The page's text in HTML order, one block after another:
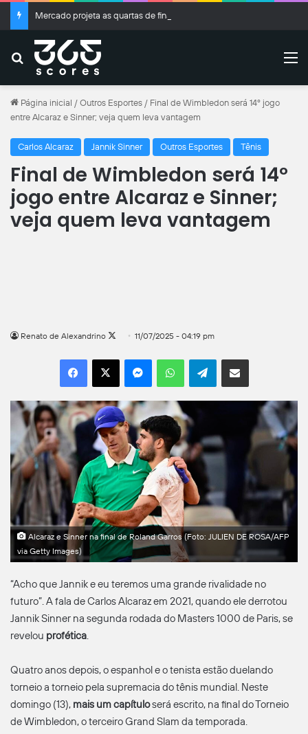
Buscar
Página inicial / Outros Esportes / Final de Wimbledon será 14º jogo
entre Alcaraz e Sinner; veja quem leva vantagem
Carlos Alcaraz Jannik Sinner Outros Esportes Tênis
Final de Wimbledon será 14º
jogo entre Alcaraz e Sinner;
veja quem leva vantagem
Renato de Alexandrino
Follow11/07/2025 - 04:19 pm
Facebook
X MessengerWhatsAppTelegramCompartilhar por e-mail
Alcaraz e Sinner na final de Roland Garros (Foto: JULIEN DE ROSA/AFP
via Getty Images)
“Acho que Jannik e eu teremos uma grande rivalidade no
futuro”. A fala de Carlos Alcaraz em 2021, quando ele derrotou
Jannik Sinner na segunda rodada do Masters 1000 de Paris, se
revelou profética.
Quatro anos depois, o espanhol e o tenista estão duelando
torneio a torneio pela supremacia do tênis mundial. Neste
domingo (13), mais um capítuloserá escrito, na final do Torneio
de Wimbledon, o terceiro Grand Slam da temporada.